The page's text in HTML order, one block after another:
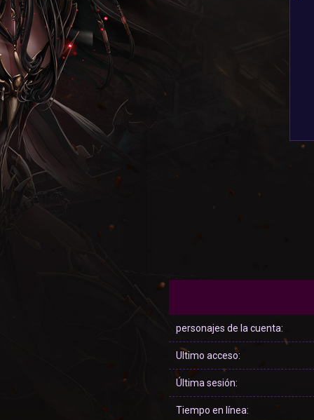
personajes de la cuenta:
Ultimo acceso:
Última sesión:
Tiempo en línea: